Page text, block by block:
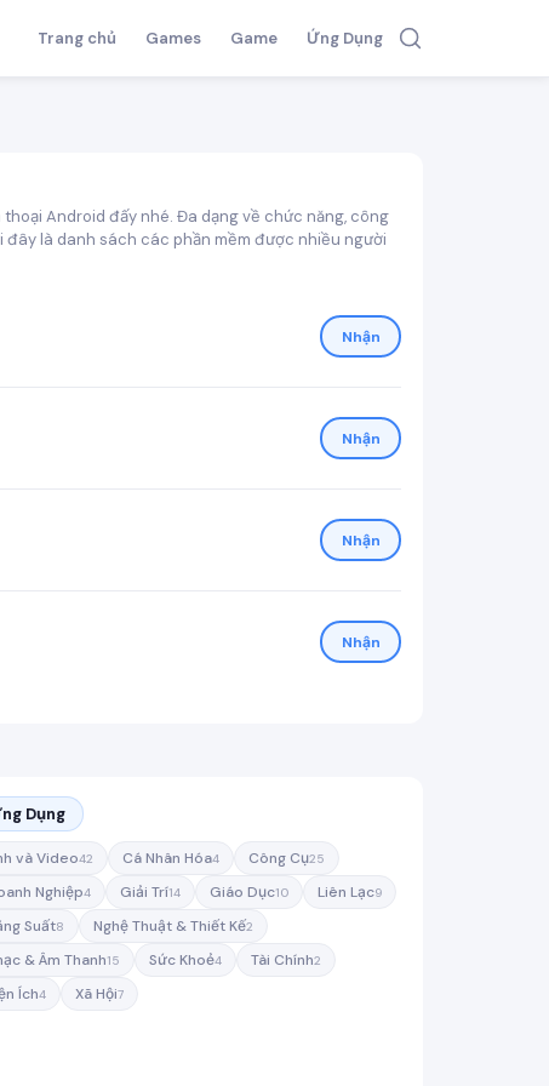
Trang chủ Games Game Ứng Dụng
Android đấy nhé. Đa dạng về chức năng, công
là danh sách các phần mềm được nhiều người
Nhận
Nhận
Nhận
Nhận
Dụng
và Video42 Cá Nhân Hóa4 Công Cụ25
Nghiệp4 Giải Trí14 Giáo Dục10 Liên Lạc9
Suất8 Nghệ Thuật & Thiết Kế2
& Âm Thanh15 Sức Khoẻ4 Tài Chính2
Ích4 Xã Hội7